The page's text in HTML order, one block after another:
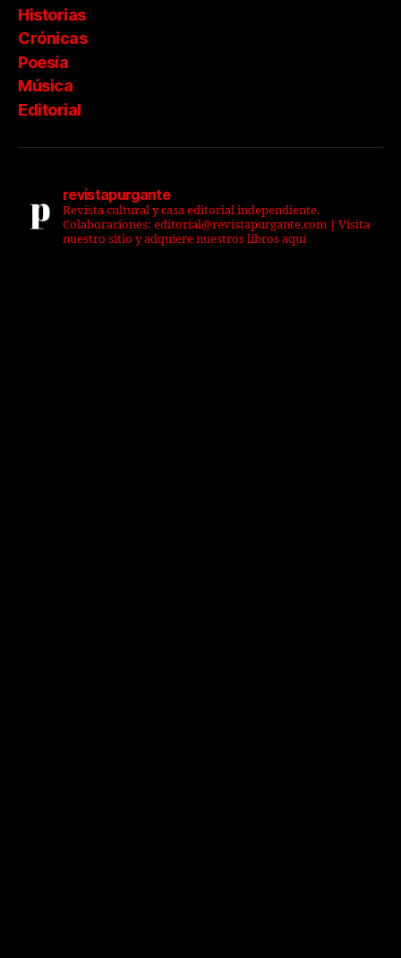
Historias
Crónicas
Poesía
Música
Editorial
revistapurgante
Revista cultural y casa editorial independiente.
Colaboraciones: editorial@revistapurgante.com | Visita
nuestro sitio y adquiere nuestros libros aquí